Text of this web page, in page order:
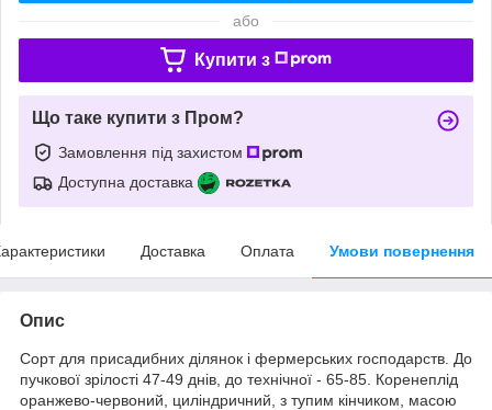
або
Купити з
Що таке купити з Пром?
Замовлення під захистом
Доступна доставка
Доставка Оплата Умови повернення
Опис
Сорт для присадибних ділянок і фермерських господарств. До
пучкової зрілості 47-49 днів, до технічної - 65-85. Коренеплід
оранжево-червоний, циліндричний, з тупим кінчиком, масою